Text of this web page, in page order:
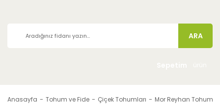
ARA
Anasayfa Tohum ve Fide Çiçek Tohumları Mor Reyhan Tohumu